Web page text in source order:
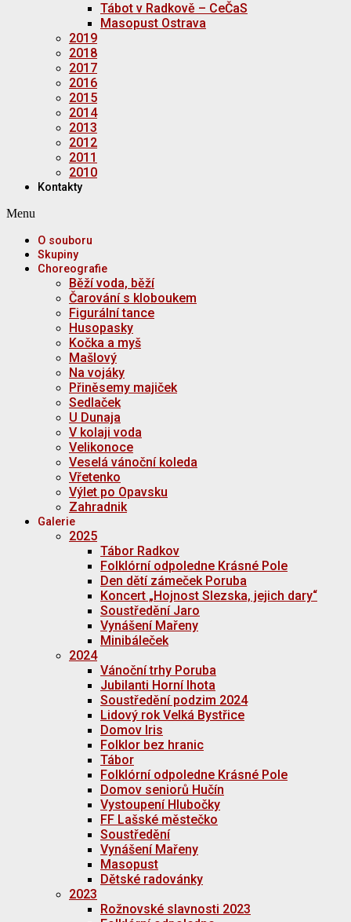
Tábot v Radkově – CeČaS
Masopust Ostrava
2019
2018
2017
2016
2015
2014
2013
2012
2011
2010
Kontakty
Menu
O souboru
Skupiny
Choreografie
Běží voda, běží
Čarování s kloboukem
Figurální tance
Husopasky
Kočka a myš
Mašlový
Na vojáky
Přiněsemy majiček
Sedlaček
U Dunaja
V kolaji voda
Velikonoce
Veselá vánoční koleda
Vřetenko
Výlet po Opavsku
Zahradnik
Galerie
2025
Tábor Radkov
Folklórní odpoledne Krásné Pole
Den dětí zámeček Poruba
Koncert „Hojnost Slezska, jejich dary“
Soustředění Jaro
Vynášení Mařeny
Minibáleček
2024
Vánoční trhy Poruba
Jubilanti Horní lhota
Soustředění podzim 2024
Lidový rok Velká Bystřice
Domov Iris
Folklor bez hranic
Tábor
Folklórní odpoledne Krásné Pole
Domov seniorů Hučín
Vystoupení Hlubočky
FF Lašské městečko
Soustředění
Vynášení Mařeny
Masopust
Dětské radovánky
2023
Rožnovské slavnosti 2023